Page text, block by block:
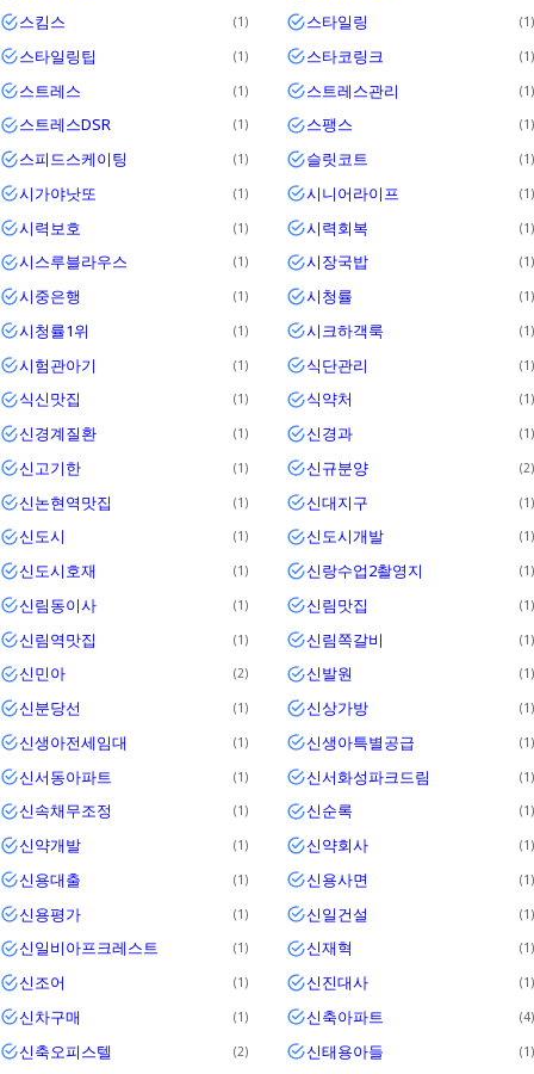
스킴스 1 스타일링 1
스타일링팁 1 스타코링크 1
스트레스 1 스트레스관리 1
스트레스DSR 1 스팽스 1
스피드스케이팅 1 슬릿코트 1
시가야낫또 1 시니어라이프 1
시력보호 1 시력회복 1
시스루블라우스 1 시장국밥 1
시중은행 1 시청률 1
시청률1위 1 시크하객룩 1
시험관아기 1 식단관리 1
식신맛집 1 식약처 1
신경계질환 1 신경과 1
신고기한 1 신규분양 2
신논현역맛집 1 신대지구 1
신도시 1 신도시개발 1
신도시호재 1 신랑수업2촬영지 1
신림동이사 1 신림맛집 1
신림역맛집 1 신림쪽갈비 1
신민아 2 신발원 1
신분당선 1 신상가방 1
신생아전세임대 1 신생아특별공급 1
신서동아파트 1 신서화성파크드림 1
신속채무조정 1 신순록 1
신약개발 1 신약회사 1
신용대출 1 신용사면 1
신용평가 1 신일건설 1
신일비아프크레스트 1 신재혁 1
신조어 1 신진대사 1
신차구매 1 신축아파트 4
신축오피스텔 2 신태용아들 1